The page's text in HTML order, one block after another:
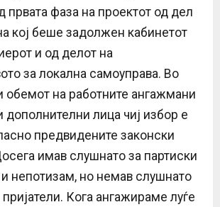
првата фаза на проектот од дел
кој беше задолжен кабинетот
и од делот на
за локална самоуправа. Во
обемот на работните ангажмани
дополнителни лица чиј избор е
предвидените законски
имав слушнато за партиски
непотизам, но немав слушнато
пријатели. Кога ангажираме луѓе